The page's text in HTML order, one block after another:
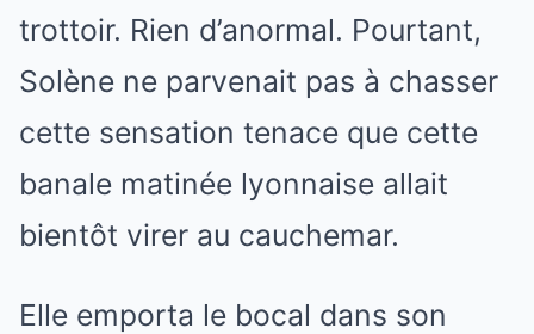
trottoir. Rien d’anormal. Pourtant,
Solène ne parvenait pas à chasser
cette sensation tenace que cette
banale matinée lyonnaise allait
bientôt virer au cauchemar.
Elle emporta le bocal dans son